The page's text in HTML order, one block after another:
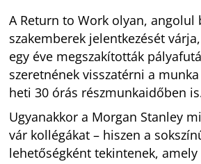
A Return to Work olyan, angolul
szakemberek jelentkezését
egy éve megszakították
szeretnének visszatérni a
heti 30 órás részmunkaidőben
Ugyanakkor a Morgan Stanley
vár kollégákat – hiszen a
lehetőségként tekintenek, amely